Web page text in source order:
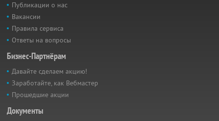
Публикации о нас
Вакансии
Правила сервиса
Ответы на вопросы
Бизнес-Партнёрам
Давайте сделаем акцию!
Заработайте, как Вебмастер
Прошедшие акции
Документы